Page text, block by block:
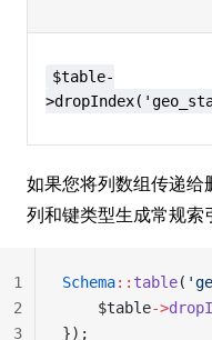
$table-
如果您将列数组传递给
列和键类型生成常规索
Schema:: table(
    $table
->
});
1
2
3